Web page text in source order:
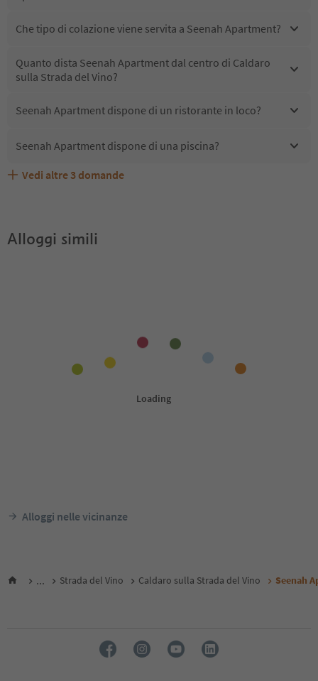
Che tipo di colazione viene servita a Seenah Apartment?
Quanto dista Seenah Apartment dal centro di Caldaro
sulla Strada del Vino?
Seenah Apartment dispone di un ristorante in loco?
Seenah Apartment dispone di una piscina?
Seenah Apartment accetta animali domestici?
Quali servizi/attività sono disponibili presso Seenah
Gli ospiti di Seenah Apartment ricevono l'Alto Adige
Vedi altre 3 domande
Alloggi simili
Alloggi nelle vicinanze
... Strada del Vino Caldaro sulla Strada del Vino Seenah